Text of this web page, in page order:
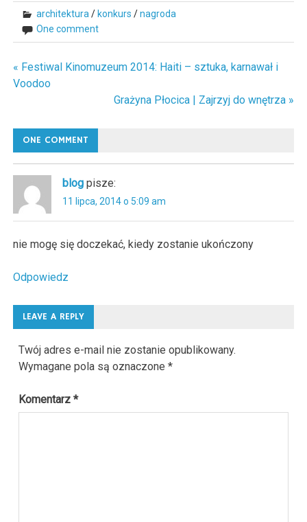
architektura/ konkurs /nagroda
One comment
Nawigacja
« Festiwal Kinomuzeum 2014: Haiti – sztuka, karnawał i
Voodoo
Grażyna Płocica | Zajrzyj do wnętrza »
ONE COMMENT
blog pisze:
11 lipca, 2014 o 5:09 am
nie mogę się doczekać, kiedy zostanie ukończony
Odpowiedz
LEAVE A REPLY
Twój adres e-mail nie zostanie opublikowany.
Wymagane pola są oznaczone*
Komentarz*